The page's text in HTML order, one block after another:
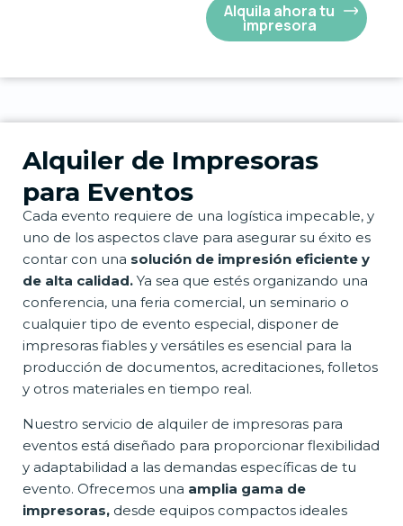
Alquila ahora tu
impresora
Alquiler de Impresoras
para Eventos
Cada evento requiere de una logística impecable, y
uno de los aspectos clave para asegurar su éxito es
contar con una solución de impresión eficiente y
de alta calidad. Ya sea que estés organizando una
conferencia, una feria comercial, un seminario o
cualquier tipo de evento especial, disponer de
impresoras fiables y versátiles es esencial para la
producción de documentos, acreditaciones, folletos
y otros materiales en tiempo real.
Nuestro servicio de alquiler de impresoras para
eventos está diseñado para proporcionar flexibilidad
y adaptabilidad a las demandas específicas de tu
evento. Ofrecemos una amplia gama de
impresoras, desde equipos compactos ideales